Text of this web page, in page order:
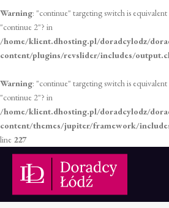
Warning: "continue" targeting switch is
"continue 2"? in
/home/klient.dhosting.pl/doradcylodz/
content/plugins/revslider/includes/
Warning: "continue" targeting switch is
"continue 2"? in
/home/klient.dhosting.pl/doradcylodz/
content/themes/jupiter/framework/
line 227